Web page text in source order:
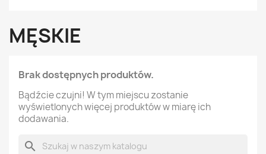
MĘSKIE
Brak dostępnych produktów.
Bądźcie czujni! W tym miejscu zostanie
wyświetlonych więcej produktów w miarę ich
dodawania.
search